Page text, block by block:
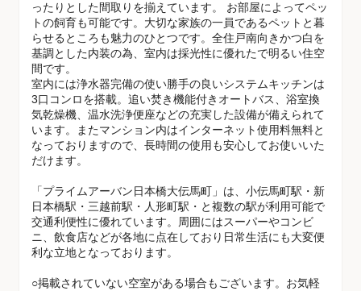
ったりとした間取りを揃えています。 お部屋によってペッ
トの飼育も可能です。大切な家族の一員であるペットと暮
らせるところも魅力のひとつです。全住戸南向きかつ白を
基調とした内装の為、室内は採光性に優れたで明るい住空
間です。
室内には浄水器完備の使い勝手の良いシステムキッチンは
3口コンロを搭載。追い焚き機能付きオートバス、浴室換
気乾燥機、温水洗浄便座などの充実した設備が備えられて
います。またマンション内はインターネット使用料無料と
なっておりますので、長時間の使用も安心してお使いいた
だけます。
「プライムアーバン日本橋大伝馬町」は、小伝馬町駅・新
日本橋駅・三越前駅・人形町駅・と複数の駅が利用可能で
交通利便性に優れています。周囲にはスーパーやコンビ
ニ、飲食店などが各地に点在しており日常生活にも大変便
利な立地となっております。
○掲載されていない空室がある場合もございます。お気軽